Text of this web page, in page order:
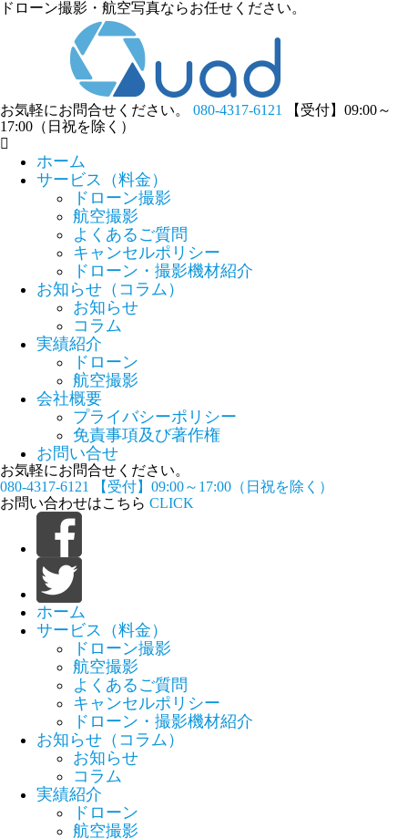
ドローン撮影・航空写真ならお任せください。
お気軽にお問合せください。 080-4317-6121
【受付】09:00～
17:00（日祝を除く）
ホーム
サービス（料金）
ドローン撮影
航空撮影
よくあるご質問
キャンセルポリシー
ドローン・撮影機材紹介
お知らせ（コラム）
お知らせ
コラム
実績紹介
ドローン
航空撮影
会社概要
プライバシーポリシー
免責事項及び著作権
お問い合せ
お気軽にお問合せください。
080-4317-6121
【受付】09:00～17:00（日祝を除く）
お問い合わせはこちら CLICK
ホーム
サービス（料金）
ドローン撮影
航空撮影
よくあるご質問
キャンセルポリシー
ドローン・撮影機材紹介
お知らせ（コラム）
お知らせ
コラム
実績紹介
ドローン
航空撮影